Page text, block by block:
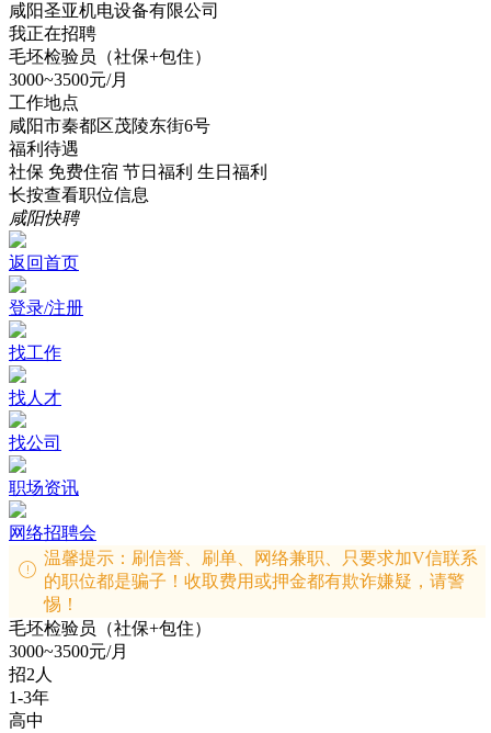
咸阳圣亚机电设备有限公司
我正在招聘
毛坯检验员（社保+包住）
3000~3500元/月
工作地点
咸阳市秦都区茂陵东街6号
福利待遇
社保 免费住宿 节日福利 生日福利
长按查看职位信息
咸阳快聘
返回首页
登录/注册
找工作
找人才
找公司
职场资讯
网络招聘会
温馨提示：刷信誉、刷单、网络兼职、只要求加V信联系
的职位都是骗子！收取费用或押金都有欺诈嫌疑，请警
惕！
毛坯检验员（社保+包住）
3000~3500元/月
招2人
1-3年
高中